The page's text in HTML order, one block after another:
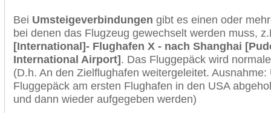
Bei Umsteigeverbindungen gibt es einen oder
bei denen das Flugzeug gewechselt werden muss,
[International]- Flughafen X - nach Shanghai
International Airport]. Das Fluggepäck wird
(D.h. An den Zielflughafen weitergeleitet.
Fluggepäck am ersten Flughafen in den USA
und dann wieder aufgegeben werden)